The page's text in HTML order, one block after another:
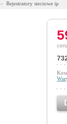
» Rejestratory sieciowe ip